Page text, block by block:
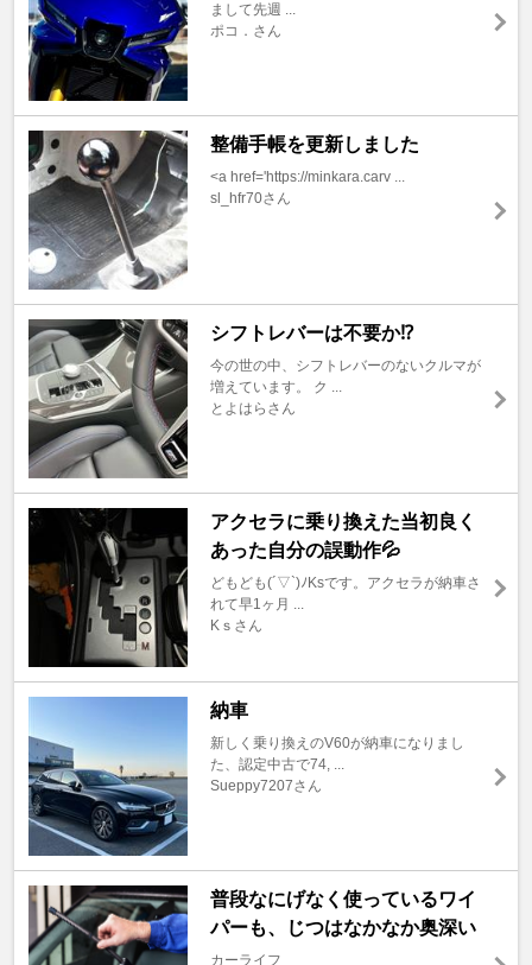
まして先週 ...
ポコ．さん
整備手帳を更新しました
<a href='https://minkara.carv ...
sl_hfr70さん
シフトレバーは不要か⁉️
今の世の中、シフトレバーのないクルマが
増えています。 ク ...
とよはらさん
アクセラに乗り換えた当初良く
あった自分の誤動作💦
どもども(´▽`)ﾉKsです。アクセラが納車さ
れて早1ヶ月 ...
Kｓさん
納車
新しく乗り換えのV60が納車になりまし
た、認定中古で74, ...
Sueppy7207さん
普段なにげなく使っているワイ
パーも、じつはなかなか奥深い
カーライフ